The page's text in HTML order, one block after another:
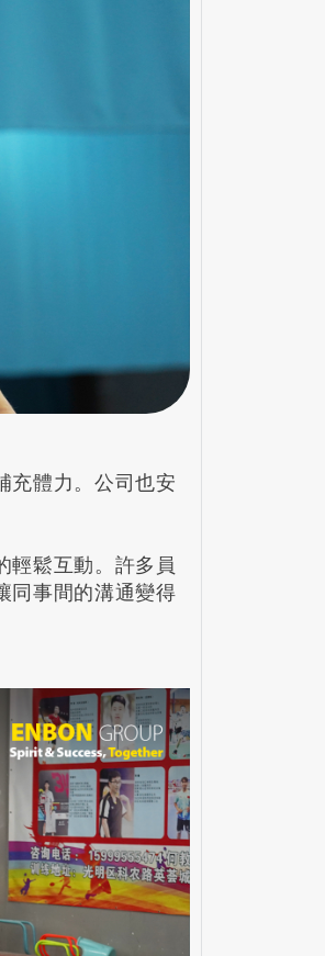
充體力。公司也安
輕鬆互動。許多員
同事間的溝通變得